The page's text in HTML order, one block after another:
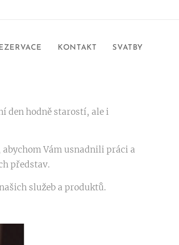
KONTAKT SVATBY
den hodně starostí, ale i
Vám usnadnili práci a
představ.
služeb a produktů.